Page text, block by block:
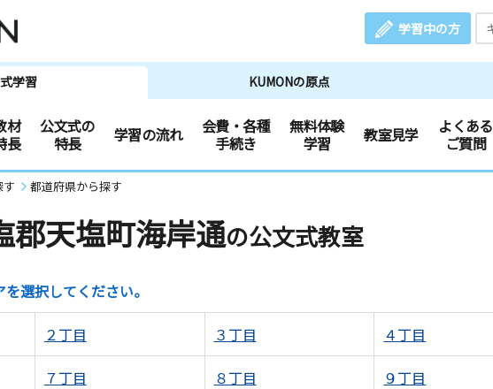
学習中の方
学習 KUMONの原点
材
長
公文式の
特長
学習の流れ
会費・各種
手続き
無料体験
学習
教室見学
よくある
ご質問
す 都道府県から探す
郡天塩町海岸通の公文式教室
選択してください。
２丁目 ３丁目 ４丁目
７丁目 ８丁目 ９丁目